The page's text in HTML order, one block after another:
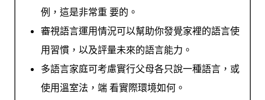
例，這是非常重 要的。
審視語言運用情況可以幫助你發覺家裡的語言使
用習慣，以及評量未來的語言能力。
多語言家庭可考慮實行父母各只說一種語言，或
使用溫室法，端 看實際環境如何。